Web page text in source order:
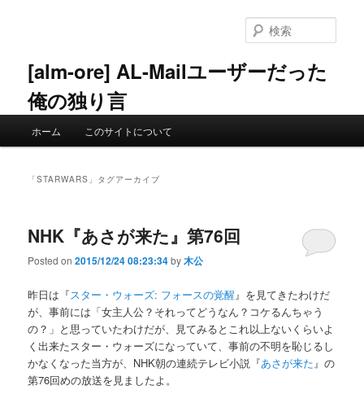
ン
へ
ツ
移
[alm-ore] AL-Mailユーザーだった
俺の独り言
索
ホーム このサイトについて
「STARWARS 」タグアーカイブ
NHK『あさが来た』第76回
Posted on2015/12/24 08:23:34by木公
昨日は『スター・ウォーズ: フォースの覚醒 』を見てきたわけだ
が、事前には「女主人公？それってどうなん？コケるんちゃう
の？」と思っていたわけだが、見てみるとこれ以上ないくらいよ
く出来たスター・ウォーズになっていて、事前の不明を恥じるし
かなくなった当方が、NHK朝の連続テレビ小説『あさが来た 』の
第76回めの放送を見ましたよ。